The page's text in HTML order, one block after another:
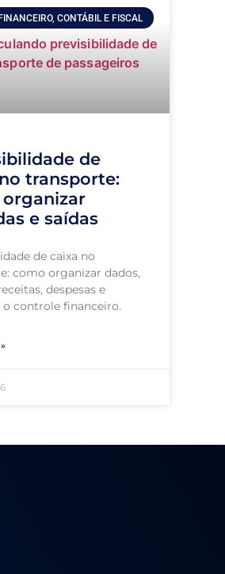
CONTÁBIL E FISCAL
de
transporte:
e saídas
de caixa no
como organizar dados,
despesas e
controle financeiro.